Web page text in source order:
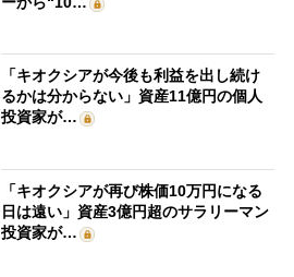
「キオクシアが今後も利益を出し続け
るかは分からない」資産11億円の個人
投資家が…
「キオクシアが再び株価10万円になる
日は遠い」資産3億円超のサラリーマン
投資家が…